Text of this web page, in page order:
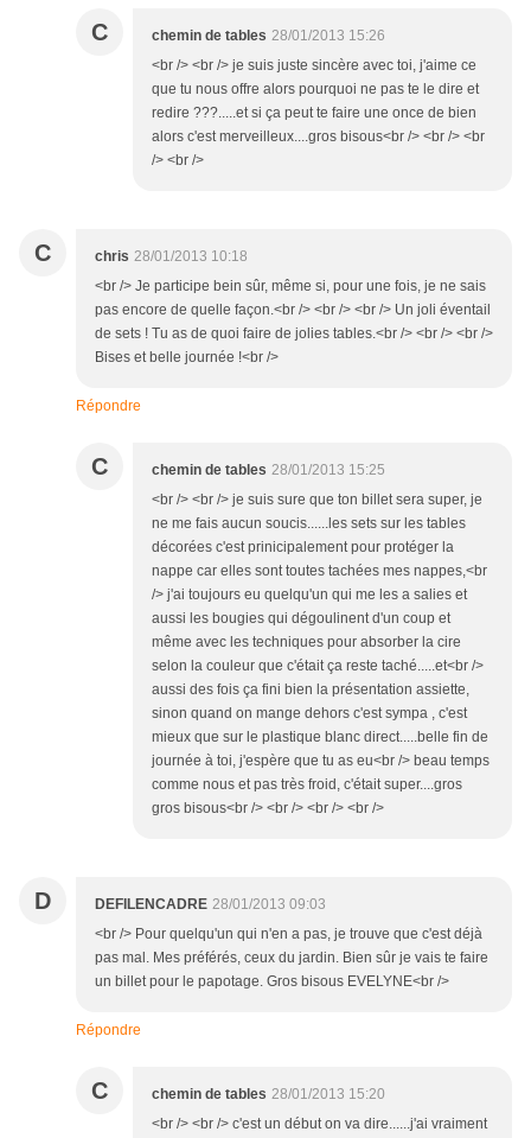
C chemin de tables 28/01/2013 15:26
<br /> <br /> je suis juste sincère avec toi, j'aime ce
que tu nous offre alors pourquoi ne pas te le dire et
redire ???.....et si ça peut te faire une once de bien
alors c'est merveilleux....gros bisous<br /> <br /> <br
/> <br />
C chris 28/01/2013 10:18
<br /> Je participe bein sûr, même si, pour une fois, je ne sais
pas encore de quelle façon.<br /> <br /> <br /> Un joli éventail
de sets ! Tu as de quoi faire de jolies tables.<br /> <br /> <br />
Bises et belle journée !<br />
Répondre
C chemin de tables 28/01/2013 15:25
<br /> <br /> je suis sure que ton billet sera super, je
ne me fais aucun soucis......les sets sur les tables
décorées c'est prinicipalement pour protéger la
nappe car elles sont toutes tachées mes nappes,<br
/> j'ai toujours eu quelqu'un qui me les a salies et
aussi les bougies qui dégoulinent d'un coup et
même avec les techniques pour absorber la cire
selon la couleur que c'était ça reste taché.....et<br />
aussi des fois ça fini bien la présentation assiette,
sinon quand on mange dehors c'est sympa , c'est
mieux que sur le plastique blanc direct.....belle fin de
journée à toi, j'espère que tu as eu<br /> beau temps
comme nous et pas très froid, c'était super....gros
gros bisous<br /> <br /> <br /> <br />
D DEFILENCADRE 28/01/2013 09:03
<br /> Pour quelqu'un qui n'en a pas, je trouve que c'est déjà
pas mal. Mes préférés, ceux du jardin. Bien sûr je vais te faire
un billet pour le papotage. Gros bisous EVELYNE<br />
Répondre
C chemin de tables 28/01/2013 15:20
<br /> <br /> c'est un début on va dire......j'ai vraiment